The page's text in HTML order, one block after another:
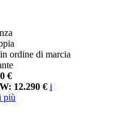
ordine di marcia
€
12.290 € i
più